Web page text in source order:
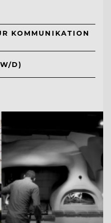
KOMMUNIKATION
D)